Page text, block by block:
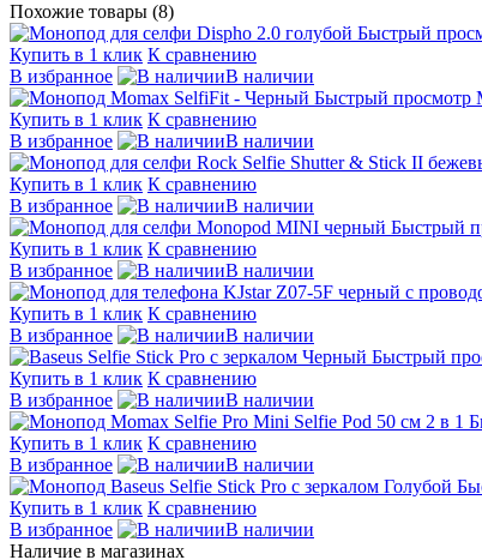
Похожие товары (8)
Быстрый
Купить в 1 клик К сравнению
В избранное
В наличии
Быстрый просмотр
Купить в 1 клик К сравнению
В избранное
В наличии
Купить в 1 клик К сравнению
В избранное
В наличии
Быстрый
Купить в 1 клик К сравнению
В избранное
В наличии
Купить в 1 клик К сравнению
В избранное
В наличии
Быстрый
Купить в 1 клик К сравнению
В избранное
В наличии
Купить в 1 клик К сравнению
В избранное
В наличии
Купить в 1 клик К сравнению
В избранное
В наличии
Наличие в магазинах